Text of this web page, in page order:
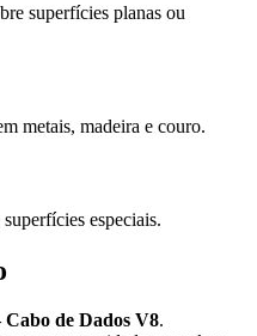
superfícies planas ou
metais, madeira e couro.
especiais.
Cabo de Dados V8.